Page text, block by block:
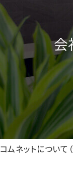
会
コムネットについて